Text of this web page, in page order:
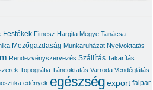
Festékek Fitnesz Hargita Megye Tanácsa
Mezőgazdaság Munkaruházat Nyelvoktatás
Rendezvényszervezés Szállítás Takarítás
Topográfia Táncoktatás Varroda Vendéglátás
edények egészségexport faipar